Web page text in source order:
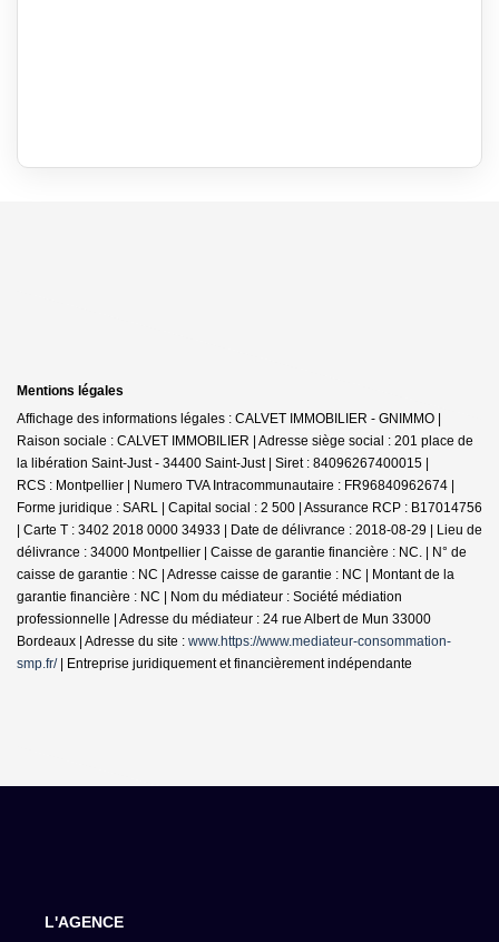
Mentions légales
Affichage des informations légales : CALVET IMMOBILIER - GNIMMO |
Raison sociale : CALVET IMMOBILIER | Adresse siège social : 201 place de
la libération Saint-Just - 34400 Saint-Just | Siret : 84096267400015 |
RCS : Montpellier | Numero TVA Intracommunautaire : FR96840962674 |
Forme juridique : SARL | Capital social : 2 500 | Assurance RCP : B17014756
| Carte T : 3402 2018 0000 34933 | Date de délivrance : 2018-08-29 | Lieu de
délivrance : 34000 Montpellier | Caisse de garantie financière : NC. | N° de
caisse de garantie : NC | Adresse caisse de garantie : NC | Montant de la
garantie financière : NC | Nom du médiateur : Société médiation
professionnelle | Adresse du médiateur : 24 rue Albert de Mun 33000
Bordeaux | Adresse du site : www.https://www.mediateur-consommation-
smp.fr/| Entreprise juridiquement et financièrement indépendante
L'AGENCE